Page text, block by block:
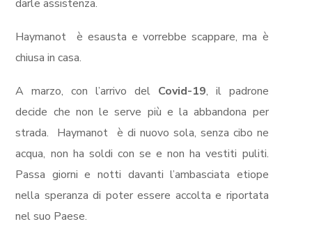
darle assistenza.
Haymanot
è esausta e vorrebbe scappare, ma è
chiusa in casa.
A marzo, con l’arrivo del Covid-19, il padrone
decide che non le serve più e la abbandona per
strada. Haymanot è di nuovo sola, senza cibo ne
acqua, non ha soldi con se e non ha vestiti puliti.
Passa giorni e notti davanti l’ambasciata etiope
nella speranza di poter essere accolta e riportata
nel suo Paese.